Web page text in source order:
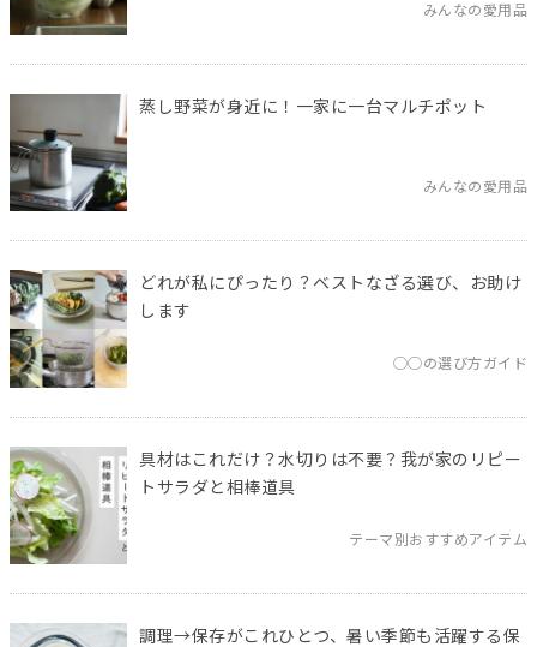
みんなの愛用品
蒸し野菜が身近に！一家に一台マルチポット
みんなの愛用品
どれが私にぴったり？ベストなざる選び、お助け
します
◯◯の選び方ガイド
具材はこれだけ？水切りは不要？我が家のリピー
トサラダと相棒道具
テーマ別おすすめアイテム
調理→保存がこれひとつ、暑い季節も活躍する保